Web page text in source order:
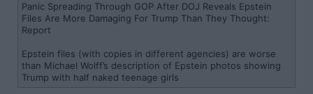
Panic Spreading Through GOP After DOJ Reveals Epstein
Files Are More Damaging For Trump Than They Thought:
Report
Epstein files (with copies in different agencies) are worse
than Michael Wolff’s description of Epstein photos showing
Trump with half naked teenage girls